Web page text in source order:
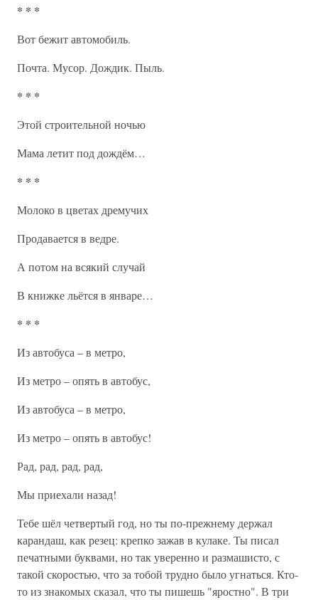
* * *
Вот бежит автомобиль.
Почта. Мусор. Дождик. Пыль.
* * *
Этой строительной ночью
Мама летит под дождём…
* * *
Молоко в цветах дремучих
Продавается в ведре.
А потом на всякий случай
В книжке льётся в январе…
* * *
Из автобуса – в метро,
Из метро – опять в автобус,
Из автобуса – в метро,
Из метро – опять в автобус!
Рад, рад, рад, рад,
Мы приехали назад!
Тебе шёл четвертый год, но ты по-прежнему держал
карандаш, как резец: крепко зажав в кулаке. Ты писал
печатными буквами, но так уверенно и размашисто, с
такой скоростью, что за тобой трудно было угнаться. Кто-
то из знакомых сказал, что ты пишешь "яростно". В три